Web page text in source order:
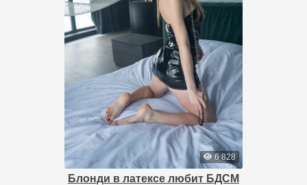
6 828
Блонди в латексе любит БДСМ